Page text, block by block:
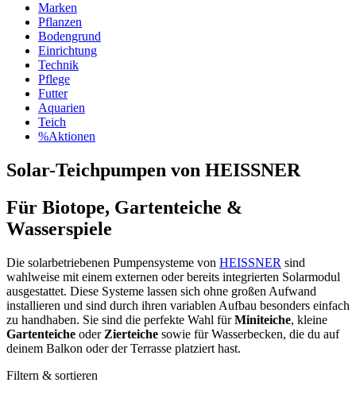
Marken
Pflanzen
Bodengrund
Einrichtung
Technik
Pflege
Futter
Aquarien
Teich
%Aktionen
Solar-Teichpumpen von HEISSNER
Für Biotope, Gartenteiche &
Wasserspiele
Die solarbetriebenen Pumpensysteme von HEISSNER sind
wahlweise mit einem externen oder bereits integrierten Solarmodul
ausgestattet. Diese Systeme lassen sich ohne großen Aufwand
installieren und sind durch ihren variablen Aufbau besonders einfach
zu handhaben. Sie sind die perfekte Wahl fürMiniteiche, kleine
Gartenteiche oder Zierteiche sowie für Wasserbecken, die du auf
deinem Balkon oder der Terrasse platziert hast.
Filtern & sortieren